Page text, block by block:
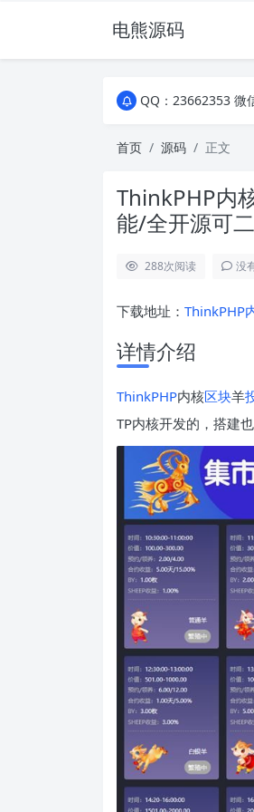
电熊源码
QQ：23662353 微
首页
源码 正文
ThinkPHP内
能/全开源可
288次阅读 没
下载地址： ThinkPHP
详情介绍
ThinkPHP内核区块羊
TP内核开发的，搭建